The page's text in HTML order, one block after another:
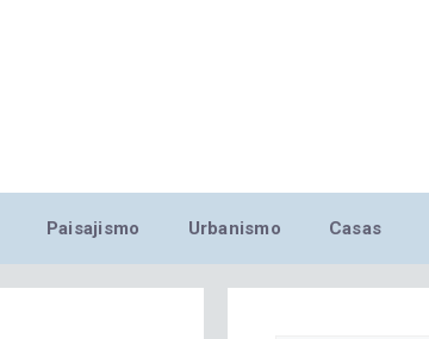
Paisajismo Urbanismo Casas